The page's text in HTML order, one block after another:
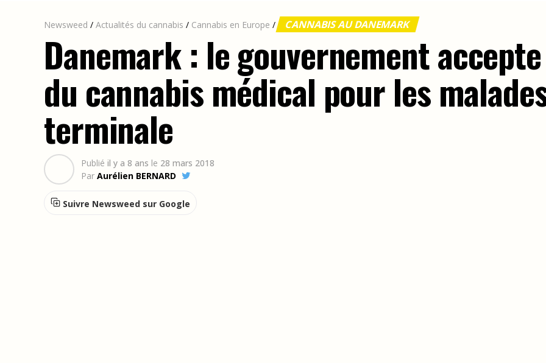
Newsweed / Actualités du cannabis / Cannabis en Europe / CANNABIS AU DANEMARK
Danemark : le gouvernement
du cannabis médical pour les
terminale
Publié il y a 8 ans le 28 mars 2018
Par Aurélien BERNARD
Suivre Newsweed sur Google